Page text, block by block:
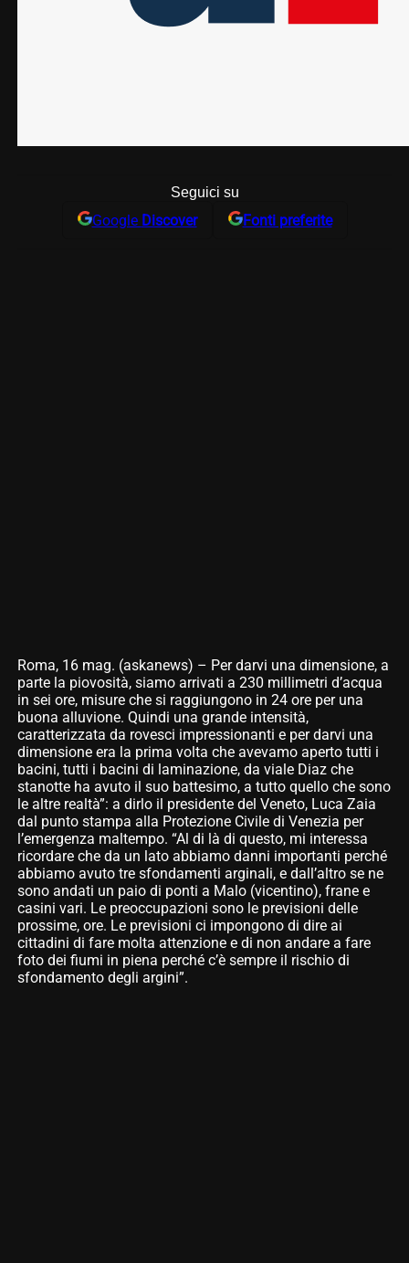
Seguici su
Google Discover Fonti preferite
Roma, 16 mag. (askanews) – Per darvi una dimensione, a
parte la piovosità, siamo arrivati a 230 millimetri d’acqua
in sei ore, misure che si raggiungono in 24 ore per una
buona alluvione. Quindi una grande intensità,
caratterizzata da rovesci impressionanti e per darvi una
dimensione era la prima volta che avevamo aperto tutti i
bacini, tutti i bacini di laminazione, da viale Diaz che
stanotte ha avuto il suo battesimo, a tutto quello che sono
le altre realtà”: a dirlo il presidente del Veneto, Luca Zaia
dal punto stampa alla Protezione Civile di Venezia per
l’emergenza maltempo. “Al di là di questo, mi interessa
ricordare che da un lato abbiamo danni importanti perché
abbiamo avuto tre sfondamenti arginali, e dall’altro se ne
sono andati un paio di ponti a Malo (vicentino), frane e
casini vari. Le preoccupazioni sono le previsioni delle
prossime, ore. Le previsioni ci impongono di dire ai
cittadini di fare molta attenzione e di non andare a fare
foto dei fiumi in piena perché c’è sempre il rischio di
sfondamento degli argini”.